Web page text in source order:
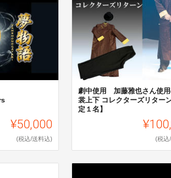
¥50,000
(税込/送料込)
劇中使用 加藤雅也さん使
裳上下 コレクターズリター
定１名】
(税込